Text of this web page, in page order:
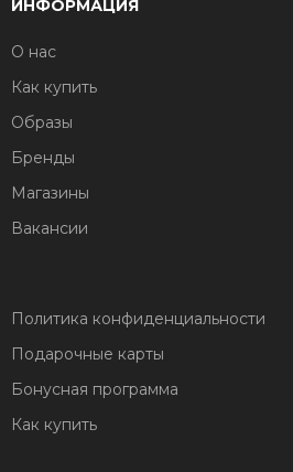
ИНФОРМАЦИЯ
О нас
Как купить
Образы
Бренды
Магазины
Вакансии
Политика конфиденциальности
Подарочные карты
Бонусная программа
Как купить